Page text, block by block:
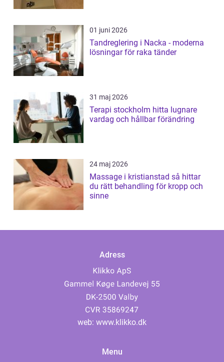
01 juni 2026
Tandreglering i Nacka - moderna
lösningar för raka tänder
31 maj 2026
Terapi stockholm hitta lugnare
vardag och hållbar förändring
24 maj 2026
Massage i kristianstad så hittar
du rätt behandling för kropp och
sinne
Adress
web: www.klikko.dk
Menu